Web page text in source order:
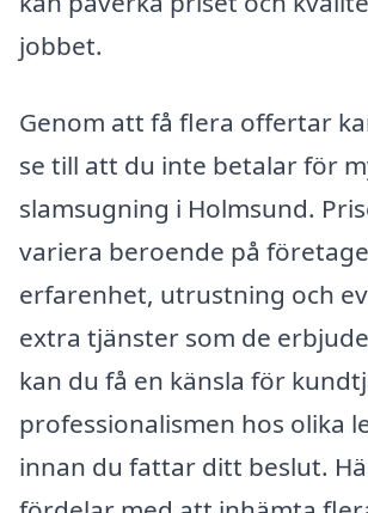
jobbet.
Genom att få flera offertar
se till att du inte betalar för
slamsugning i Holmsund.
variera beroende på
erfarenhet, utrustning och
extra tjänster som de
kan du få en känsla för
professionalismen hos olika
innan du fattar ditt beslut.